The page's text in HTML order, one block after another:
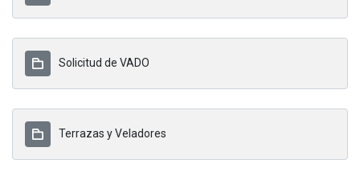
Solicitud de VADO
Terrazas y Veladores